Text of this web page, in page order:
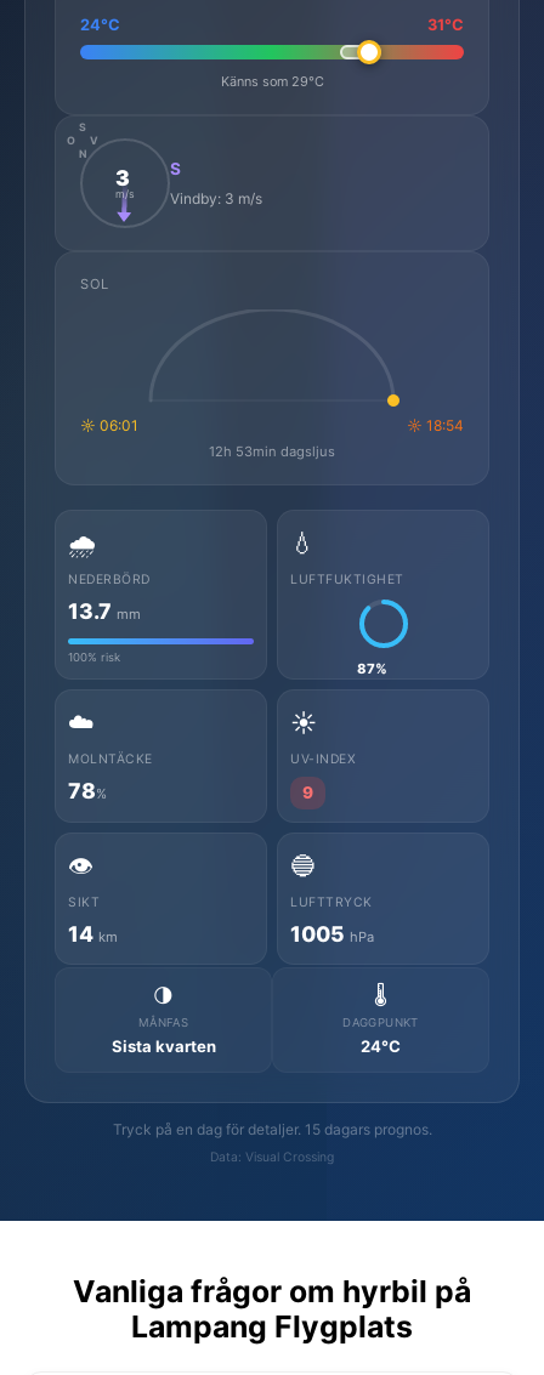
24°C 31°C
Känns som 29°C
N
S
O
V
3
m/s
S
Vindby: 3 m/s
SOL
☼ 06:01 ☼ 18:54
12h 53min dagsljus
🌧️
NEDERBÖRD
13.7 mm
100% risk
💧
LUFTFUKTIGHET
87%
☁️
MOLNTÄCKE
78%
☀️
UV-INDEX
9
👁️
SIKT
14 km
🔵
LUFTTRYCK
1005 hPa
🌗
MÅNFAS
Sista kvarten
🌡️
DAGGPUNKT
24°C
Tryck på en dag för detaljer. 15 dagars prognos.
Data: Visual Crossing
Vanliga frågor om hyrbil på
Lampang Flygplats